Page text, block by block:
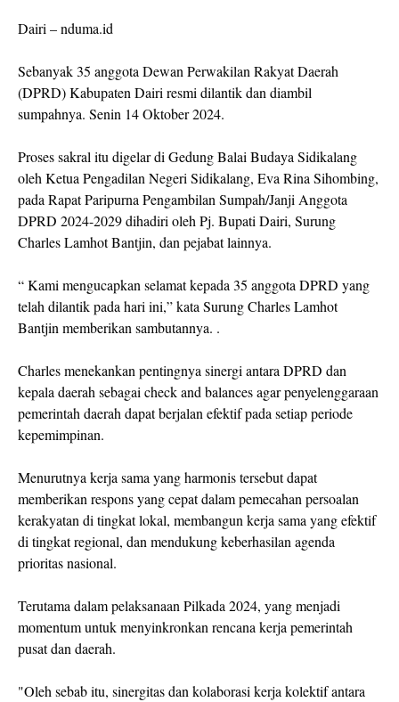
Dairi – nduma.id
Sebanyak 35 anggota Dewan Perwakilan Rakyat Daerah
(DPRD) Kabupaten Dairi resmi dilantik dan diambil
sumpahnya. Senin 14 Oktober 2024.
Proses sakral itu digelar di Gedung Balai Budaya Sidikalang
oleh Ketua Pengadilan Negeri Sidikalang, Eva Rina Sihombing,
pada Rapat Paripurna Pengambilan Sumpah/Janji Anggota
DPRD 2024-2029 dihadiri oleh Pj. Bupati Dairi, Surung
Charles Lamhot Bantjin, dan pejabat lainnya.
“ Kami mengucapkan selamat kepada 35 anggota DPRD yang
telah dilantik pada hari ini,” kata Surung Charles Lamhot
Bantjin memberikan sambutannya. .
Charles menekankan pentingnya sinergi antara DPRD dan
kepala daerah sebagai check and balances agar penyelenggaraan
pemerintah daerah dapat berjalan efektif pada setiap periode
kepemimpinan.
Menurutnya kerja sama yang harmonis tersebut dapat
memberikan respons yang cepat dalam pemecahan persoalan
kerakyatan di tingkat lokal, membangun kerja sama yang efektif
di tingkat regional, dan mendukung keberhasilan agenda
prioritas nasional.
Terutama dalam pelaksanaan Pilkada 2024, yang menjadi
momentum untuk menyinkronkan rencana kerja pemerintah
pusat dan daerah.
"Oleh sebab itu, sinergitas dan kolaborasi kerja kolektif antara